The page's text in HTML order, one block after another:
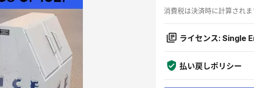
消費税は決済時に計算されま
ライセンス: Single
払い戻しポリシー